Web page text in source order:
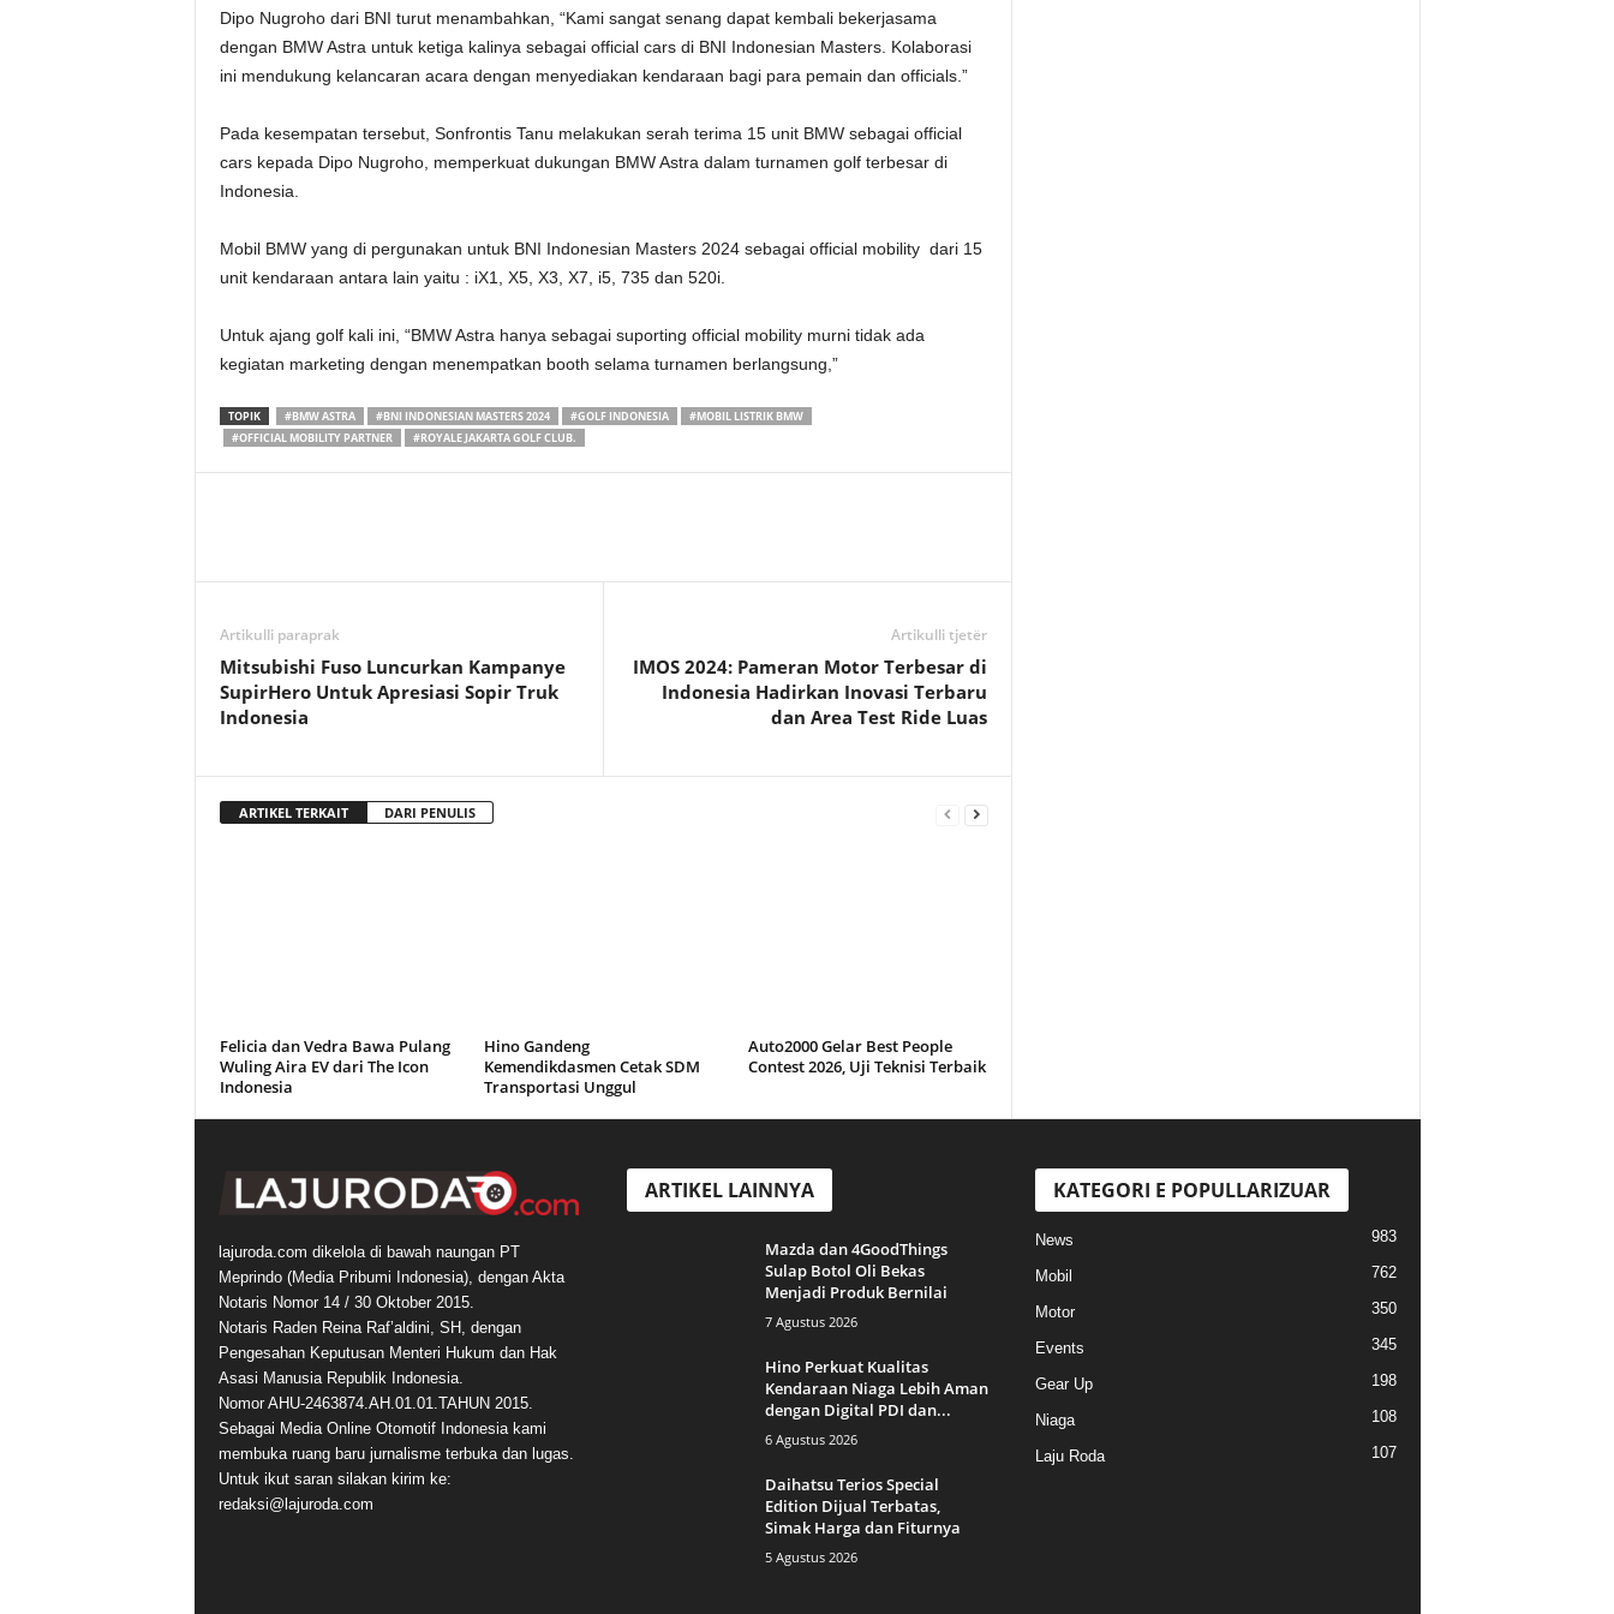
Dipo Nugroho dari BNI turut menambahkan, “Kami sangat senang dapat kembali bekerjasama
dengan BMW Astra untuk ketiga kalinya sebagai official cars di BNI Indonesian Masters. Kolaborasi
ini mendukung kelancaran acara dengan menyediakan kendaraan bagi para pemain dan officials.”
Pada kesempatan tersebut, Sonfrontis Tanu melakukan serah terima 15 unit BMW sebagai official
cars kepada Dipo Nugroho, memperkuat dukungan BMW Astra dalam turnamen golf terbesar di
Indonesia.
Mobil BMW yang di pergunakan untuk BNI Indonesian Masters 2024 sebagai official mobility dari 15
unit kendaraan antara lain yaitu : iX1, X5, X3, X7, i5, 735 dan 520i.
Untuk ajang golf kali ini, “BMW Astra hanya sebagai suporting official mobility murni tidak ada
kegiatan marketing dengan menempatkan booth selama turnamen berlangsung,”
TOPIK #BMW ASTRA #BNI INDONESIAN MASTERS 2024 #GOLF INDONESIA
#MOBIL LISTRIK BMW
#OFFICIAL MOBILITY PARTNER
#ROYALE JAKARTA GOLF CLUB.
Artikulli paraprak
Mitsubishi Fuso Luncurkan Kampanye
SupirHero Untuk Apresiasi Sopir Truk
Indonesia
Artikulli tjetër
IMOS 2024: Pameran Motor Terbesar di
Indonesia Hadirkan Inovasi Terbaru
dan Area Test Ride Luas
ARTIKEL TERKAIT DARI PENULIS
Felicia dan Vedra Bawa Pulang
Wuling Aira EV dari The Icon
Indonesia
Hino Gandeng
Kemendikdasmen Cetak SDM
Transportasi Unggul
Auto2000 Gelar Best People
Contest 2026, Uji Teknisi Terbaik
lajuroda.com dikelola di bawah naungan PT
Meprindo (Media Pribumi Indonesia), dengan Akta
Notaris Nomor 14 / 30 Oktober 2015.
Notaris Raden Reina Raf’aldini, SH, dengan
Pengesahan Keputusan Menteri Hukum dan Hak
Asasi Manusia Republik Indonesia.
Nomor AHU-2463874.AH.01.01.TAHUN 2015.
Sebagai Media Online Otomotif Indonesia kami
membuka ruang baru jurnalisme terbuka dan lugas.
Untuk ikut saran silakan kirim ke:
redaksi@lajuroda.com
ARTIKEL LAINNYA
Mazda dan 4GoodThings
Sulap Botol Oli Bekas
Menjadi Produk Bernilai
7 Agustus 2026
Hino Perkuat Kualitas
Kendaraan Niaga Lebih Aman
dengan Digital PDI dan...
6 Agustus 2026
Daihatsu Terios Special
Edition Dijual Terbatas,
Simak Harga dan Fiturnya
5 Agustus 2026
KATEGORI E POPULLARIZUAR
News 983
Mobil 762
Motor 350
Events 345
Gear Up 198
Niaga 108
Laju Roda 107